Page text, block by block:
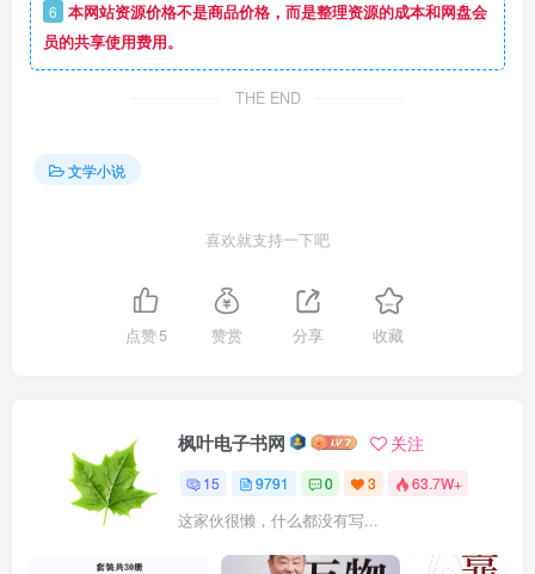
6 本网站资源价格不是商品价格，而是整理资源的成本和网盘会
员的共享使用费用。
THE END
文学小说
喜欢就支持一下吧
点赞5 赞赏 分享 收藏
枫叶电子书网 关注
15 9791 0 3 63.7W+
这家伙很懒，什么都没有写...